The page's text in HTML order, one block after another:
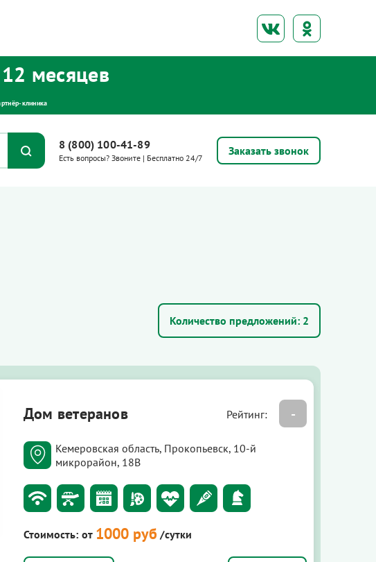
месяцев
8 (800) 100-41-89
Есть вопросы? Звоните | Бесплатно 24/7
Заказать звонок
Количество предложений: 2
Дом ветеранов Рейтинг: -
Кемеровская область, Прокопьевск, 10-й
микрорайон, 18В
Стоимость: от 1000 руб /сутки